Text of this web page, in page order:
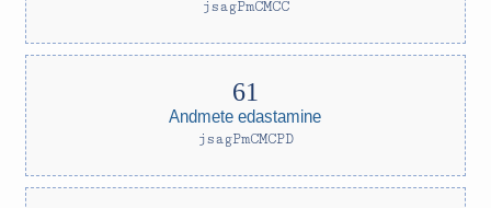
jsagPmCMCC
Andmete edastamine
jsagPmCMCPD